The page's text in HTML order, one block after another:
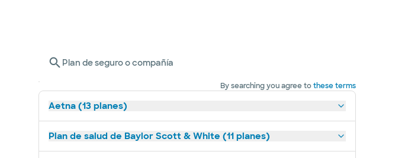
Plan de seguro o compañía
By searching you agree tothese terms
Aetna (13 planes)
Plan de salud de Baylor Scott & White (11 planes)